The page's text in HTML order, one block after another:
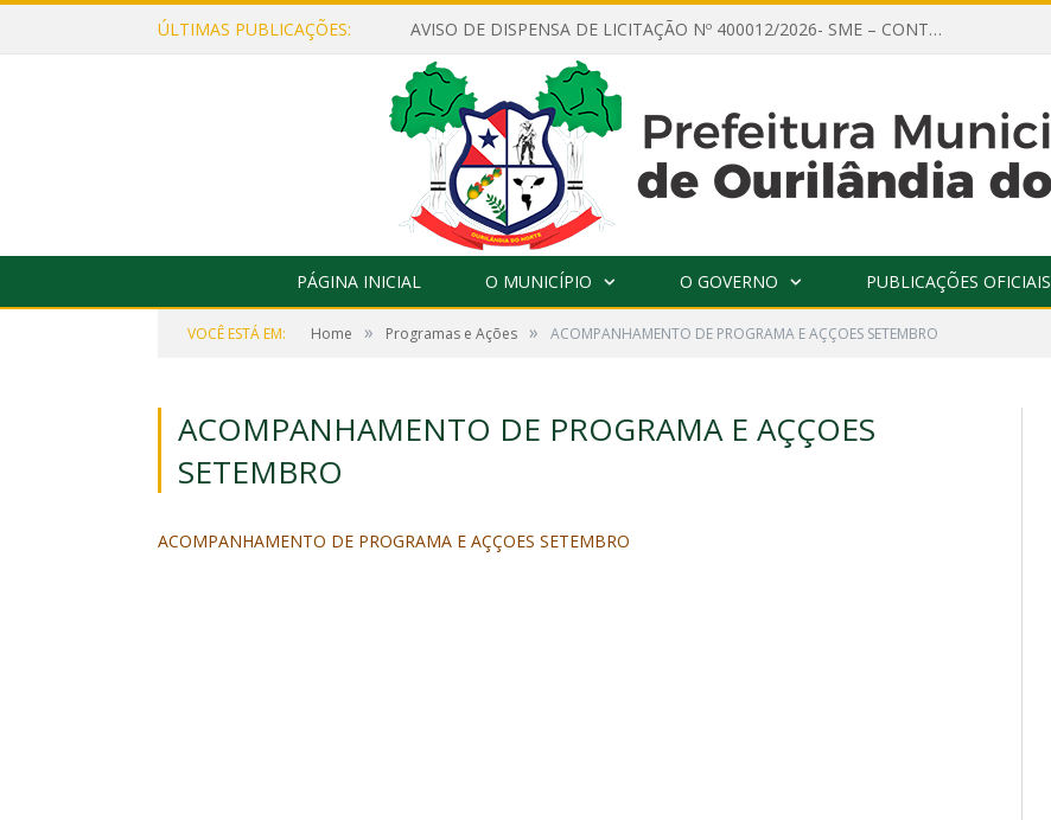
ÚLTIMAS PUBLICAÇÕES: AVISO DE DISPENSA DE LICITAÇÃO Nº 400012/2026- SME – CONTRATAÇÃO DE EMPRESA ESPECIALIZADA PARA LOCAÇÃO DE ÔNIBUS EXECUTIVO COM CAPACIDADE DE 60 (SESSENTA) POLTRONAS, PARA TRANSPORTAR PROFESSORES RESPONSÁVEIS E ALUNOS PARA BRASÍLIA, COM SAÍDA DIA 10/08/2026 E RETORNO DIA 14/08/2026
PÁGINA INICIAL O MUNICÍPIO O GOVERNO PUBLICAÇÕES OFICIAIS
VOCÊ ESTÁ EM: Home » Programas e Ações » ACOMPANHAMENTO DE PROGRAMA E AÇÇOES SETEMBRO
ACOMPANHAMENTO DE PROGRAMA E AÇÇOES
SETEMBRO
ACOMPANHAMENTO DE PROGRAMA E AÇÇOES SETEMBRO